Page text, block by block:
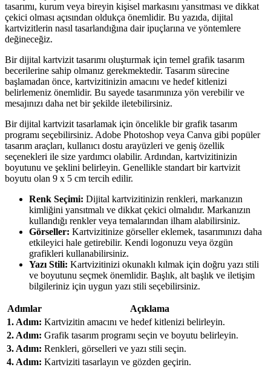
tasarımı, kurum veya bireyin kişisel markasını yansıtması ve dikkat
çekici olması açısından oldukça önemlidir. Bu yazıda, dijital
kartvizitlerin nasıl tasarlandığına dair ipuçlarına ve yöntemlere
değineceğiz.
Bir dijital kartvizit tasarımı oluşturmak için temel grafik tasarım
becerilerine sahip olmanız gerekmektedir. Tasarım sürecine
başlamadan önce, kartvizitinizin amacını ve hedef kitlenizi
belirlemeniz önemlidir. Bu sayede tasarımınıza yön verebilir ve
mesajınızı daha net bir şekilde iletebilirsiniz.
Bir dijital kartvizit tasarlamak için öncelikle bir grafik tasarım
programı seçebilirsiniz. Adobe Photoshop veya Canva gibi popüler
tasarım araçları, kullanıcı dostu arayüzleri ve geniş özellik
seçenekleri ile size yardımcı olabilir. Ardından, kartvizitinizin
boyutunu ve şeklini belirleyin. Genellikle standart bir kartvizit
boyutu olan 9 x 5 cm tercih edilir.
Renk Seçimi: Dijital kartvizitinizin renkleri, markanızın
kimliğini yansıtmalı ve dikkat çekici olmalıdır. Markanızın
kullandığı renkler veya temalarından ilham alabilirsiniz.
Görseller: Kartvizitinize görseller eklemek, tasarımınızı daha
etkileyici hale getirebilir. Kendi logonuzu veya özgün
grafikleri kullanabilirsiniz.
Yazı Stili: Kartvizitinizi okunaklı kılmak için doğru yazı stili
ve boyutunu seçmek önemlidir. Başlık, alt başlık ve iletişim
bilgileriniz için uygun yazı stili seçebilirsiniz.
Adımlar
Açıklama
1. Adım: Kartvizitin amacını ve hedef kitlenizi belirleyin.
2. Adım: Grafik tasarım programı seçin ve boyutu belirleyin.
3. Adım: Renkleri, görselleri ve yazı stili seçin.
4. Adım: Kartviziti tasarlayın ve gözden geçirin.